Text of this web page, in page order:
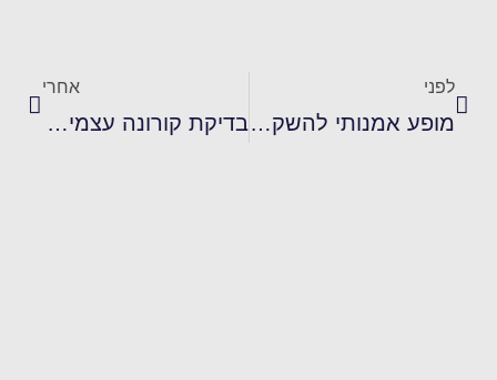
לפני
מופע אמנותי להשקת קולקציית NOA KIREL X TERMINAL X- SUMMER COLLECTION
אחרי
בדיקת קורונה עצמית חדשה מהירה ומדויקת הוגשה לאישור משרד הבריאות